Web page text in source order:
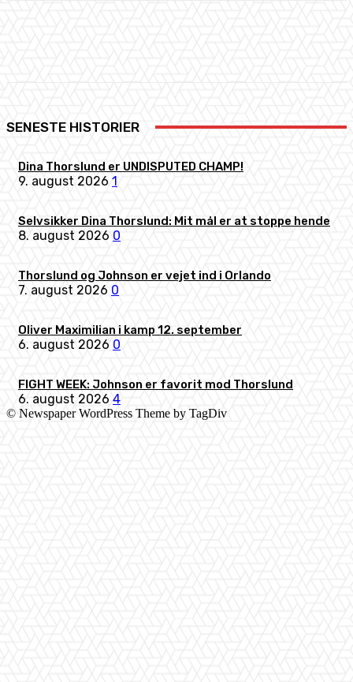
SENESTE HISTORIER
Dina Thorslund er UNDISPUTED CHAMP!
9. august 2026 1
Selvsikker Dina Thorslund: Mit mål er at stoppe hende
8. august 2026 0
Thorslund og Johnson er vejet ind i Orlando
7. august 2026 0
Oliver Maximilian i kamp 12. september
6. august 2026 0
FIGHT WEEK: Johnson er favorit mod Thorslund
6. august 2026 4
© Newspaper WordPress Theme by TagDiv